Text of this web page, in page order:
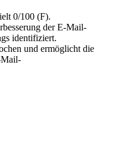
0/100 (F).
der E-Mail-
identifiziert.
und ermöglicht die
Mail-